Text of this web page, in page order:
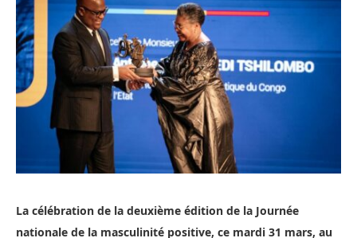
La célébration de la deuxième édition de la Journée
nationale de la masculinité positive, ce mardi 31 mars, au